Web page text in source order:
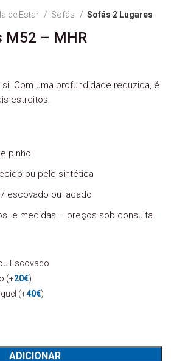
de Estar Sofás Sofás 2 Lugares
M52 – MHR
era: 763€.
Com uma profundidade reduzida, é
estreitos.
pinho
ou pele sintética
escovado ou lacado
e medidas – preços sob consulta
Escovado
(+20€)
(+40€)
M52 - MHR
ADICIONAR